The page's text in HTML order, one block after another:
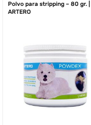
Polvo para stripping – 80 gr. |
ARTERO